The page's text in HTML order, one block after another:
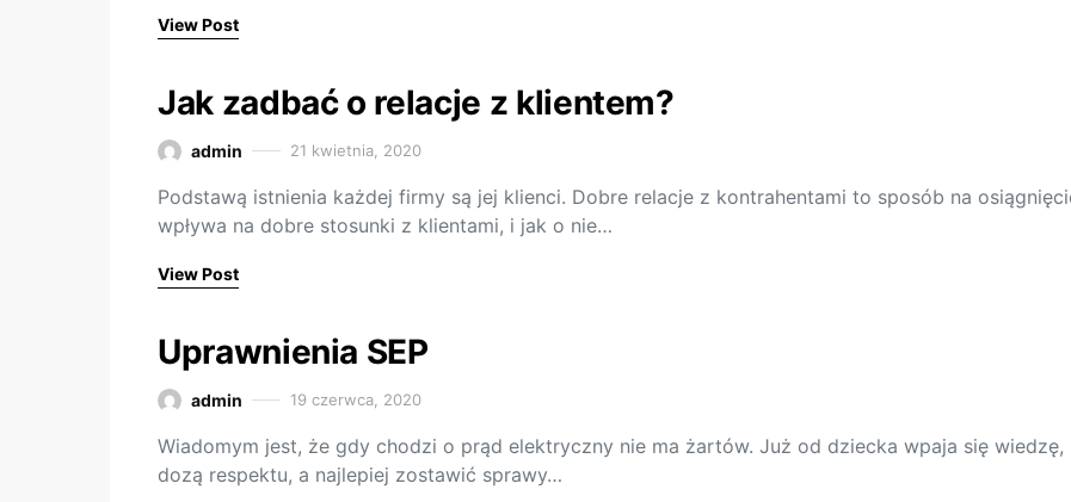
View Post
Jak zadbać o relacje z klientem?
admin 21 kwietnia, 2020
Podstawą istnienia każdej firmy są jej klienci. Dobre relacje z kontrahentami to sposób na
wpływa na dobre stosunki z klientami, i jak o nie…
View Post
Uprawnienia SEP
admin 19 czerwca, 2020
Wiadomym jest, że gdy chodzi o prąd elektryczny nie ma żartów. Już od dziecka wpaja się
dozą respektu, a najlepiej zostawić sprawy…